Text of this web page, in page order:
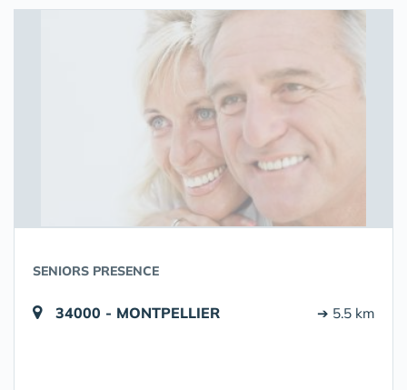
SENIORS PRESENCE
34000 - MONTPELLIER ➔ 5.5 km